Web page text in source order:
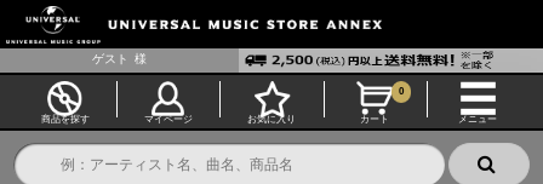
ゲスト 様
商品を探す マイページ お気に入り カート
0
メニュー